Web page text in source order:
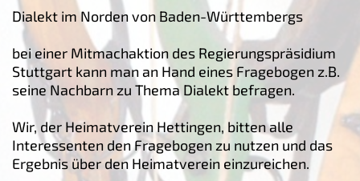
Dialekt im Norden von Baden-Württembergs
bei einer Mitmachaktion des Regierungspräsidium
Stuttgart kann man an Hand eines Fragebogen z.B.
seine Nachbarn zu Thema Dialekt befragen.
Wir, der Heimatverein Hettingen, bitten alle
Interessenten den Fragebogen zu nutzen und das
Ergebnis über den Heimatverein einzureichen.